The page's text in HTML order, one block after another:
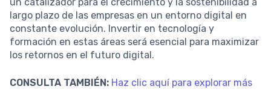
largo plazo de las empresas en un entorno digital en
constante evolución. Invertir en tecnología y
formación en estas áreas será esencial para maximizar
los retornos en el futuro digital.
CONSULTA TAMBIÉN: Haz clic aquí para explorar más